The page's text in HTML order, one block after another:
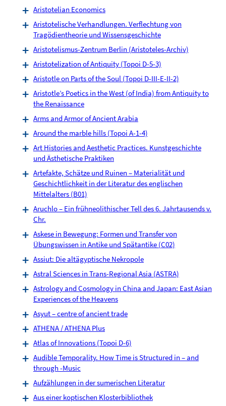
Aristotelian Economics
Aristotelische Verhandlungen. Verflechtung von
Tragödientheorie und Wissensgeschichte
Aristotelismus-Zentrum Berlin (Aristoteles-Archiv)
Aristotelization of Antiquity (Topoi D-5-3)
Aristotle on Parts of the Soul (Topoi D-III-E-II-2)
Aristotle’s Poetics in the West (of India) from Antiquity to
the Renaissance
Arms and Armor of Ancient Arabia
Around the marble hills (Topoi A-1-4)
Art Histories and Aesthetic Practices. Kunstgeschichte
und Ästhetische Praktiken
Artefakte, Schätze und Ruinen – Materialität und
Geschichtlichkeit in der Literatur des englischen
Mittelalters (B01)
Aruchlo – Ein frühneolithischer Tell des 6. Jahrtausends v.
Chr.
Askese in Bewegung: Formen und Transfer von
Übungswissen in Antike und Spätantike (C02)
Assiut: Die altägyptische Nekropole
Astral Sciences in Trans-Regional Asia (ASTRA)
Astrology and Cosmology in China and Japan: East Asian
Experiences of the Heavens
Asyut – centre of ancient trade
ATHENA / ATHENA Plus
Atlas of Innovations (Topoi D-6)
Audible Temporality. How Time is Structured in – and
through -Music
Aufzählungen in der sumerischen Literatur
Aus einer koptischen Klosterbibliothek